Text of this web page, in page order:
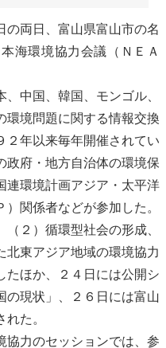
両日、富山県富山市の名
海環境協力会議（ＮＥＡ
、中国、韓国、モンゴル、
環境問題に関する情報交換
２年以来毎年開催されてい
政府・地方自治体の環境保
連環境計画アジア・太平洋
関係者などが参加した。
２） 循環型社会の形成、
北東アジア地域の環境協力
たほか、２４日には公開シ
の現状」、２６日には富山
た。
協力のセッションでは、参